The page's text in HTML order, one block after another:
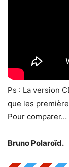
Ps : La version
que les
Pour comparer…
Bruno Polaroïd.